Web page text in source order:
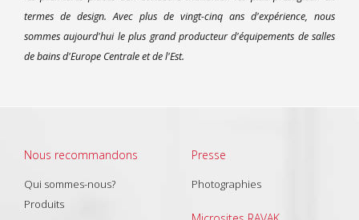
termes de design. Avec plus de vingt-cinq ans d'expérience, nous
sommes aujourd'hui le plus grand producteur d'équipements de salles
de bains d'Europe Centrale et de l'Est.
Nous recommandons
Qui sommes-nous?
Produits
Presse
Photographies